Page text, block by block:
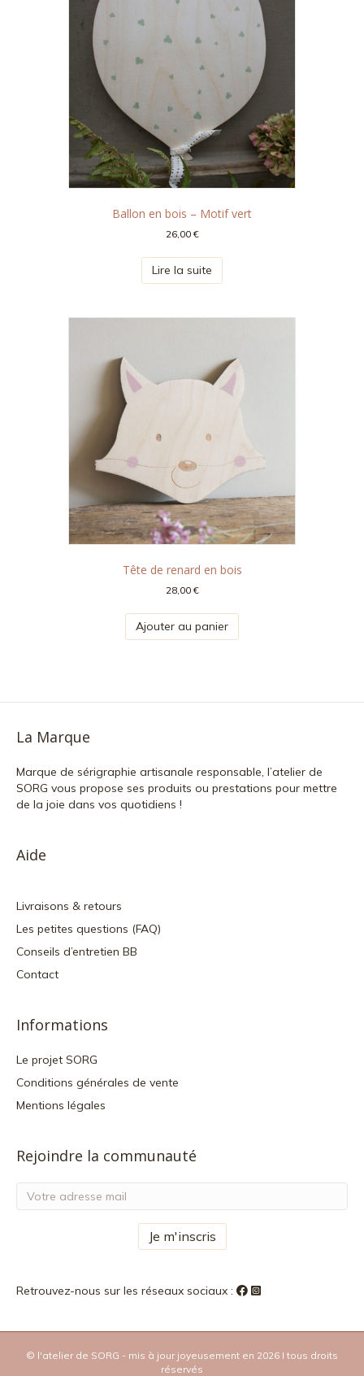
Ballon en bois – Motif vert
26,00€
Lire la suite
Tête de renard en bois
28,00€
Ajouter au panier
La Marque
Marque de sérigraphie artisanale responsable, l’atelier de
SORG vous propose ses produits ou prestations pour mettre
de la joie dans vos quotidiens !
Aide
Livraisons & retours
Les petites questions (FAQ)
Conseils d’entretien BB
Contact
Informations
Le projet SORG
Conditions générales de vente
Mentions légales
Rejoindre la communauté
Retrouvez-nous sur les réseaux sociaux :
© l'atelier de SORG - mis à jour joyeusement en 2026 I tous droits
réservés